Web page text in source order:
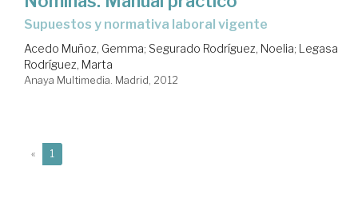
supuestos y normativa laboral vigente
Acedo Muñoz, Gemma; Segurado Rodríguez, Noelia; Legasa
Rodríguez, Marta
Anaya Multimedia. Madrid, 2012
« 1